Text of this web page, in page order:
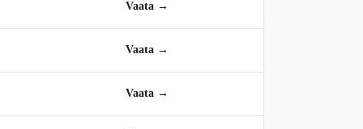
Vaata →
Vaata →
Vaata →